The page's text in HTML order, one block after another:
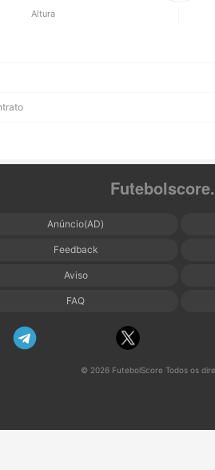
Altura
Anúncio(AD)
Feedback
Aviso
FAQ
© 2026 FutebolScore Todos os